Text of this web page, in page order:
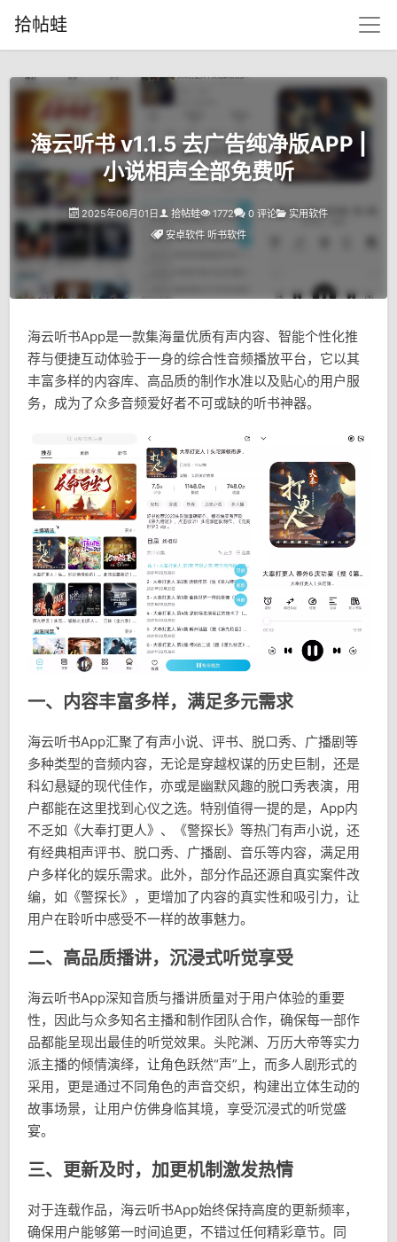
拾帖蛙
海云听书 v1.1.5 去广告纯净版APP |
小说相声全部免费听
2025年06月01日 拾帖蛙 1772 0 评论
实用软件
安卓软件 听书软件
海云听书App是一款集海量优质有声内容、智能个性化推
荐与便捷互动体验于一身的综合性音频播放平台，它以其
丰富多样的内容库、高品质的制作水准以及贴心的用户服
务，成为了众多音频爱好者不可或缺的听书神器。
一、内容丰富多样，满足多元需求
海云听书App汇聚了有声小说、评书、脱口秀、广播剧等
多种类型的音频内容，无论是穿越权谋的历史巨制，还是
科幻悬疑的现代佳作，亦或是幽默风趣的脱口秀表演，用
户都能在这里找到心仪之选。特别值得一提的是，App内
不乏如《大奉打更人》、《警探长》等热门有声小说，还
有经典相声评书、脱口秀、广播剧、音乐等内容，满足用
户多样化的娱乐需求。此外，部分作品还源自真实案件改
编，如《警探长》，更增加了内容的真实性和吸引力，让
用户在聆听中感受不一样的故事魅力。
二、高品质播讲，沉浸式听觉享受
海云听书App深知音质与播讲质量对于用户体验的重要
性，因此与众多知名主播和制作团队合作，确保每一部作
品都能呈现出最佳的听觉效果。头陀渊、万历大帝等实力
派主播的倾情演绎，让角色跃然“声”上，而多人剧形式的
采用，更是通过不同角色的声音交织，构建出立体生动的
故事场景，让用户仿佛身临其境，享受沉浸式的听觉盛
宴。
三、更新及时，加更机制激发热情
对于连载作品，海云听书App始终保持高度的更新频率，
确保用户能够第一时间追更，不错过任何精彩章节。同